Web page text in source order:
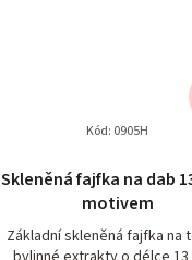
Skleněná fajfka na dab
motivem
Základní skleněná fajfka na
Kód: 0905H